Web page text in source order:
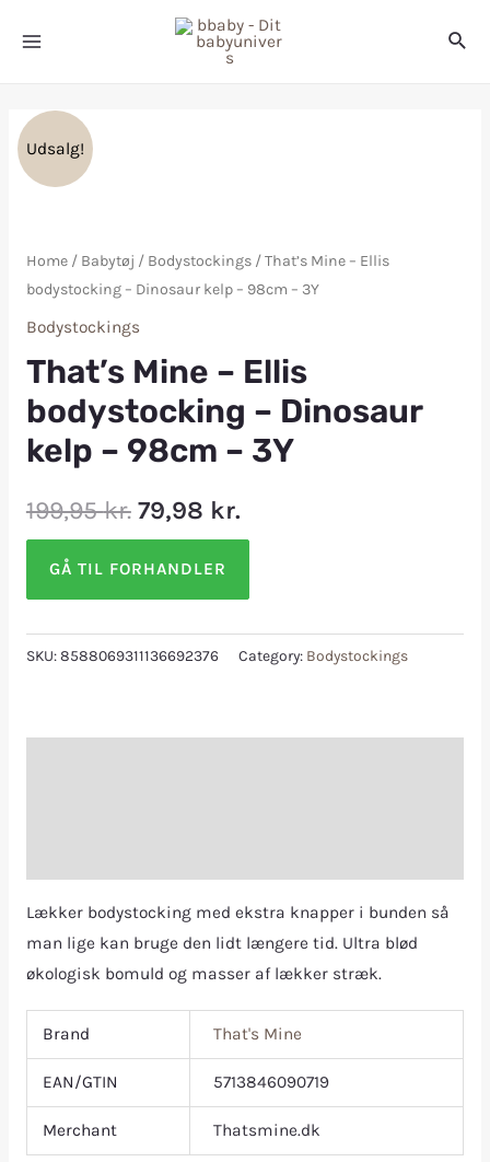
Udsalg!
Home/ Babytøj / Bodystockings/ That’s Mine – Ellis
bodystocking – Dinosaur kelp – 98cm – 3Y
Bodystockings
That’s Mine – Ellis
bodystocking – Dinosaur
kelp – 98cm – 3Y
199,95kr. 79,98 kr.
GÅ TIL FORHANDLER
SKU:8588069311136692376 Category: Bodystockings
Lækker bodystocking med ekstra knapper i bunden så
man lige kan bruge den lidt længere tid. Ultra blød
økologisk bomuld og masser af lækker stræk.
Brand That's Mine
EAN/GTIN 5713846090719
Merchant Thatsmine.dk